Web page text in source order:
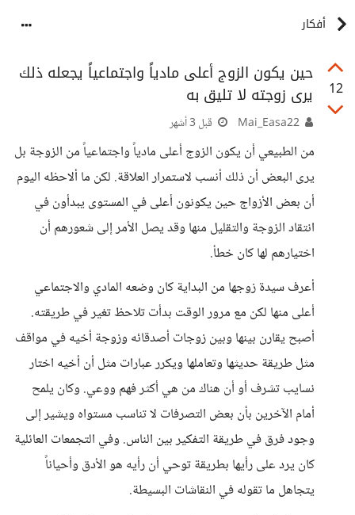
أفكار
12
حين يكون الزوج أعلى مادياً واجتماعياً يجعله ذلك
يرى زوجته لا تليق به
قبل 3 أشهر
من الطبيعي أن يكون الزوج أعلى مادياً واجتماعياً من الزوجة بل
يرى البعض أن ذلك أنسب لاستمرار العلاقة. لكن ما ألاحظه اليوم
أن بعض الأزواج حين يكونون أعلى في المستوى يبدأون في
انتقاد الزوجة والتقليل منها وقد يصل الأمر إلى شعورهم أن
اختيارهم لها كان خطأ.
أعرف سيدة زوجها من البداية كان وضعه المادي والاجتماعي
أعلى منها لكن مع مرور الوقت بدأت تلاحظ تغير في طريقته.
أصبح يقارن بينها وبين زوجات أصدقائه وزوجة أخيه في مواقف
مثل طريقة حديثها وتعاملها ويكرر عبارات مثل أن أخيه اختار
نسايب تشرف أو أن هناك من هي أكثر فهم ووعي. وكان يلمح
أمام الآخرين بأن بعض التصرفات لا تناسب مستواه ويشير إلى
وجود فرق في طريقة التفكير بين الناس. وفي التجمعات العائلية
كان يرد على رأيها بطريقة توحي أن رأيه هو الأدق وأحياناً
يتجاهل ما تقوله في النقاشات البسيطة.